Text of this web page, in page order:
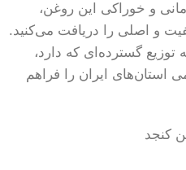
و خوراکی این روغن،
و اصلی را دریافت می‌کنید.
گسترده‌ای که دارد،
استان‌های ایران را فراهم